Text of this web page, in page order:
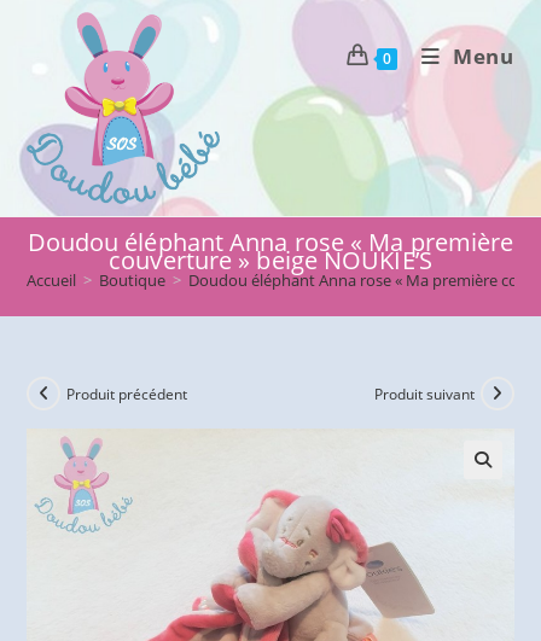
0 Menu
Doudou éléphant Anna rose « Ma première
couverture » beige NOUKIE’S
Accueil > Boutique > Doudou éléphant Anna rose « Ma première
Produit précédent Produit suivant